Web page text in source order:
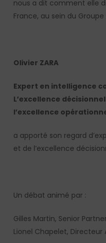
nous a dit comment elle
France, au sein du Groupe
Olivier ZARA
Expert en intelligence
L’excellence
l’excellence
a apporté son regard
et de l’excellence
Un débat animé par :
Gilles Martin, Senior
Lionel Chapelet, Directeur